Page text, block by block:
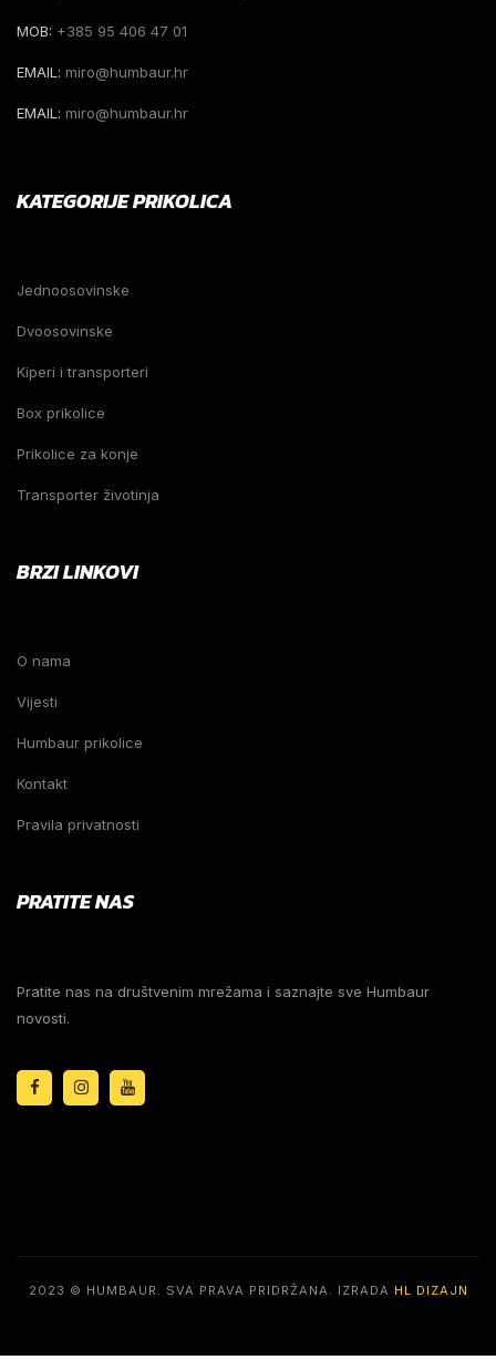
MOB: +385 95 406 47 01
EMAIL: miro@humbaur.hr
EMAIL: miro@humbaur.hr
KATEGORIJE PRIKOLICA
Jednoosovinske
Dvoosovinske
Kiperi i transporteri
Box prikolice
Prikolice za konje
Transporter životinja
BRZI LINKOVI
O nama
Vijesti
Humbaur prikolice
Kontakt
Pravila privatnosti
PRATITE NAS
Pratite nas na društvenim mrežama i saznajte sve Humbaur
novosti.
2023 © HUMBAUR. SVA PRAVA PRIDRŽANA. IZRADA HL DIZAJN